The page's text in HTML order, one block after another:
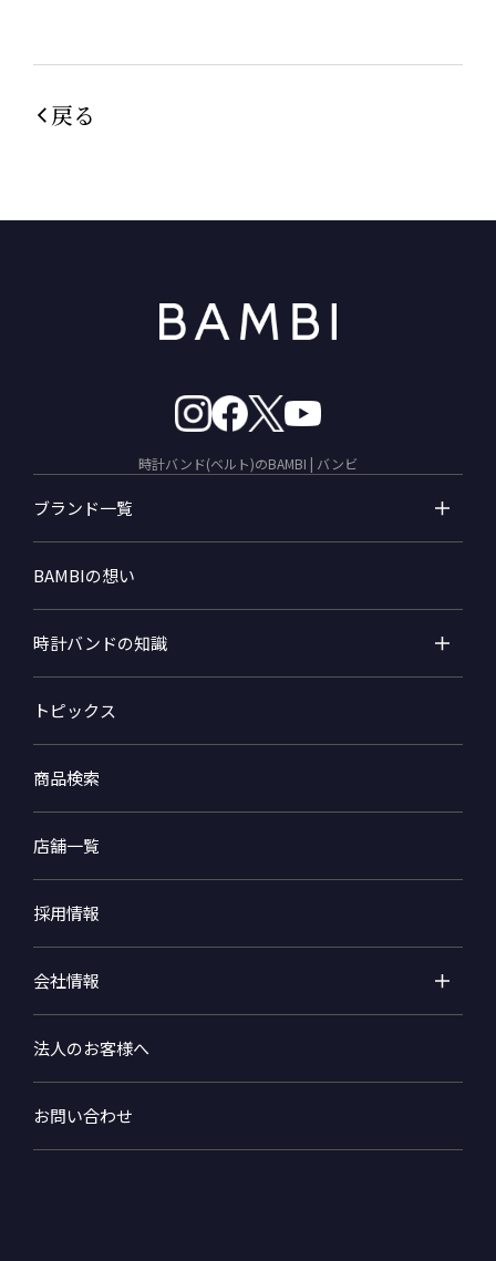
戻る
時計バンド(ベルト)のBAMBI | バンビ
ブランド一覧
BAMBIの想い
時計バンドの知識
トピックス
商品検索
店舗一覧
採用情報
会社情報
法人のお客様へ
お問い合わせ